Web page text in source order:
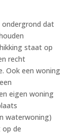
dat
staat op
recht
Ook een woning
eigen woning
waterwoning)
op de